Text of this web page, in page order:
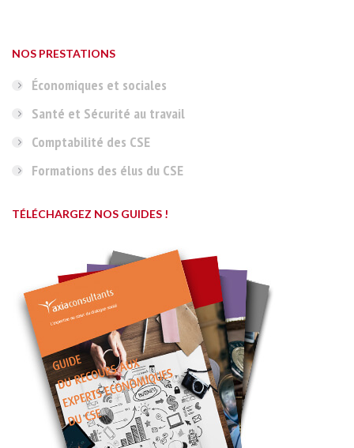
NOS PRESTATIONS
Économiques et sociales
Santé et Sécurité au travail
Comptabilité des CSE
Formations des élus du CSE
TÉLÉCHARGEZ NOS GUIDES !